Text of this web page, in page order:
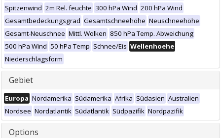
Spitzenwind 2m Rel. feuchte 300 hPa Wind 200 hPa Wind
Gesamtbedeckungsgrad Gesamtschneehöhe Neuschneehöhe
Gesamt-Neuschnee Mittl. Wolken 850 hPa Temp. Abweichung
500 hPa Wind 50 hPa Temp Schnee/Eis Wellenhoehe
Niederschlagsform
Gebiet
Europa Nordamerika Südamerika Afrika Südasien Australien
Nordsee Nordatlantik Südatlantik Südpazifik Nordpazifik
Options